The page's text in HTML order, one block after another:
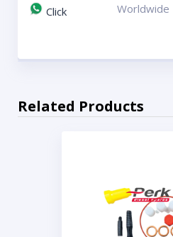
Click
Worldwide
Related Products